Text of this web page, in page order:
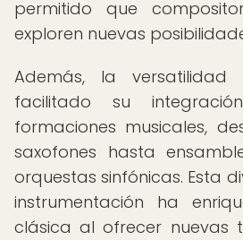
permitido que
exploren nuevas
Además, la
facilitado su
formaciones musicales,
saxofones hasta
orquestas sinfónicas. Esta
instrumentación ha
clásica al ofrecer nuevas